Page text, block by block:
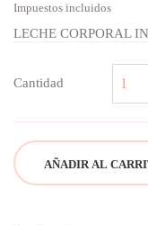
Impuestos incluidos
LECHE CORPORAL
Cantidad
AÑADIR AL